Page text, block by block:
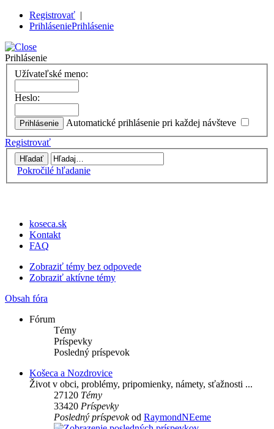
Registrovať |
PrihláseniePrihlásenie
Prihlásenie
Užívateľské meno:
Heslo:
Automatické prihlásenie pri každej návšteve
Registrovať
Pokročilé hľadanie
koseca.sk
Kontakt
FAQ
Zobraziť témy bez odpovede
Zobraziť aktívne témy
Obsah fóra
Fórum
Témy
Príspevky
Posledný príspevok
Košeca a Nozdrovice
Život v obci, problémy, pripomienky, námety, sťažnosti ...
27120 Témy
33420 Príspevky
Posledný príspevokod RaymondNEeme